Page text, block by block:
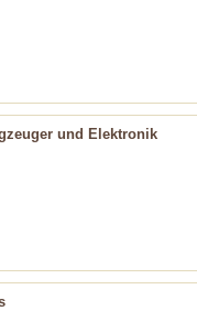
und Elektronik